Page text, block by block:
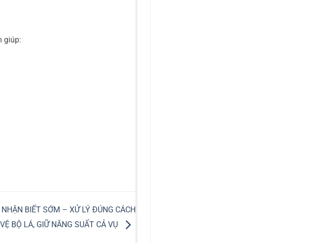
giúp:
BIẾT SỚM – XỬ LÝ ĐÚNG CÁCH
BỘ LÁ, GIỮ NĂNG SUẤT CẢ VỤ